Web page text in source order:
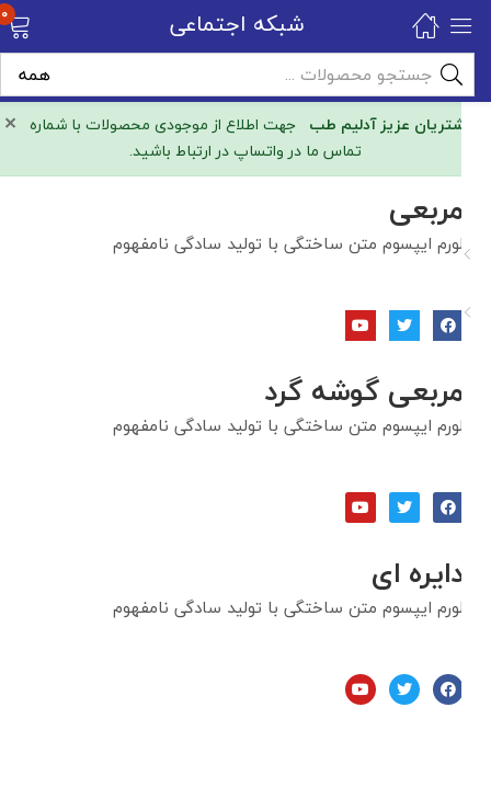
× مشتریان عزیز آدلیم طبجهت اطلاع از موجودی محصولات با شماره
تماس ما در واتساپ در ارتباط باشید.
شبکه اجتماعی ۰
مربعی
لورم ایپسوم متن ساختگی با تولید سادگی نامفهوم
مربعی گوشه گرد
لورم ایپسوم متن ساختگی با تولید سادگی نامفهوم
دایره ای
لورم ایپسوم متن ساختگی با تولید سادگی نامفهوم